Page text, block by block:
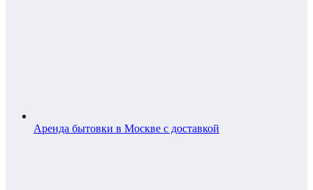
Аренда бытовки в Москве с доставкой